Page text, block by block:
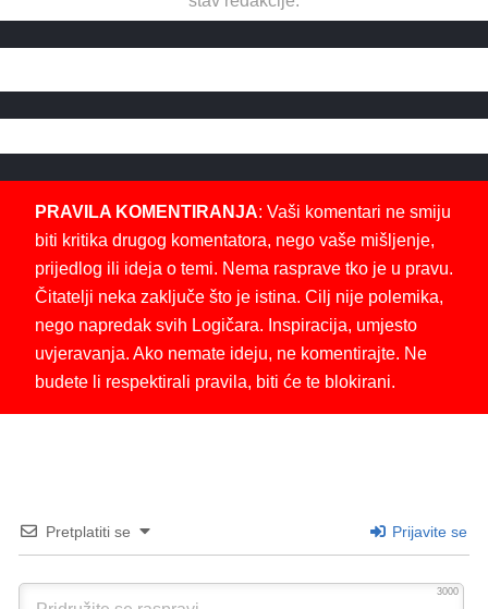
PRAVILA KOMENTIRANJA: Vaši komentari ne smiju
biti kritika drugog komentatora, nego vaše mišljenje,
prijedlog ili ideja o temi. Nema rasprave tko je u pravu.
Čitatelji neka zaključe što je istina. Cilj nije polemika,
nego napredak svih Logičara. Inspiracija, umjesto
uvjeravanja. Ako nemate ideju, ne komentirajte. Ne
budete li respektirali pravila, biti će te blokirani.
Pretplatiti se Prijavite se
3000